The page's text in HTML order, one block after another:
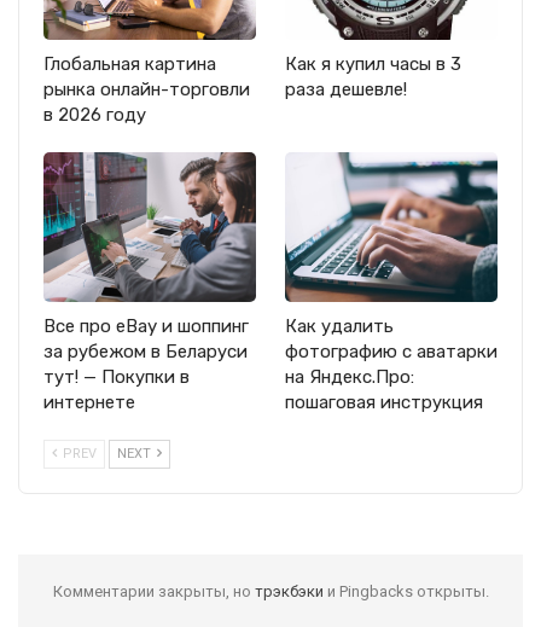
Глобальная картина
рынка онлайн-торговли
в 2026 году
Как я купил часы в 3
раза дешевле!
Все про eBay и шоппинг
за рубежом в Беларуси
тут! — Покупки в
интернете
Как удалить
фотографию с аватарки
на Яндекс.Про:
пошаговая инструкция
PREV NEXT
Комментарии закрыты, но трэкбэки и Pingbacks открыты.